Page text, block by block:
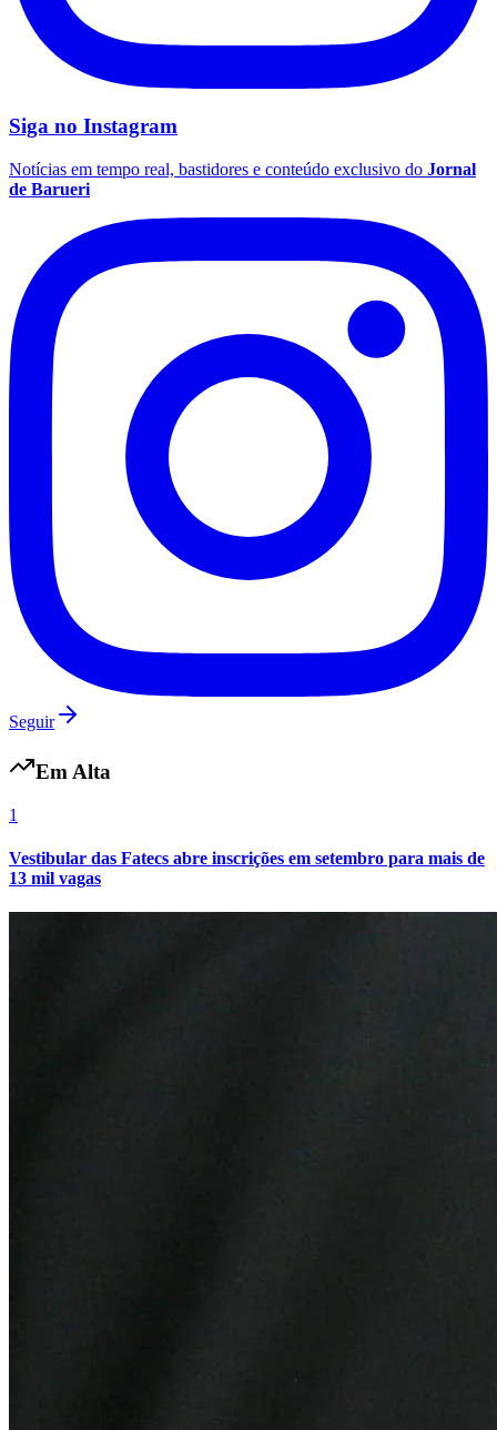
Santos
Siga no Instagram
Notícias em tempo real, bastidores e conteúdo exclusivo do Jornal
de Barueri
Seguir
Em Alta
1
Vestibular das Fatecs abre inscrições em setembro para mais de
13 mil vagas